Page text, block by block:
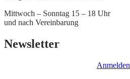
Mittwoch – Sonntag 15 – 18 Uhr
und nach Vereinbarung
Newsletter
Anmelden